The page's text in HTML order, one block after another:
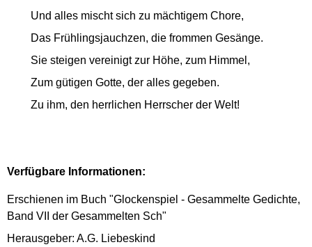
Und alles mischt sich zu mächtigem Chore,
Das Frühlingsjauchzen, die frommen Gesänge.
Sie steigen vereinigt zur Höhe, zum Himmel,
Zum gütigen Gotte, der alles gegeben.
Zu ihm, den herrlichen Herrscher der Welt!
Verfügbare Informationen:
Erschienen im Buch "Glockenspiel - Gesammelte Gedichte,
Band VII der Gesammelten Sch"
Herausgeber: A.G. Liebeskind